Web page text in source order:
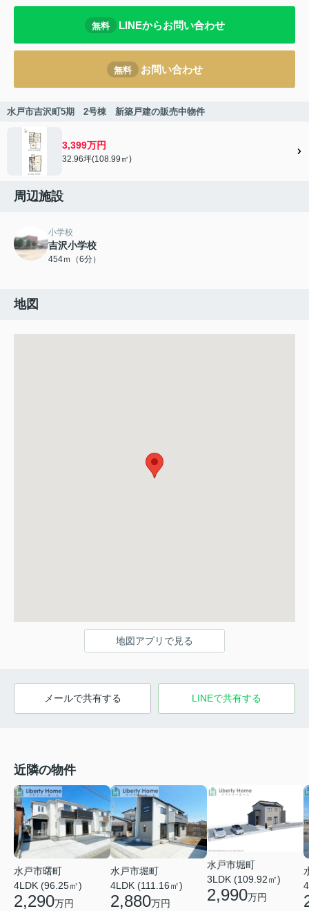
無料 LINEからお問い合わせ
無料 お問い合わせ
水戸市吉沢町5期 2号棟 新築戸建の販売中物件
3,399万円
32.96坪(108.99㎡)
周辺施設
小学校
吉沢小学校
454ｍ（6分）
地図
地図アプリで見る
メールで共有する LINEで共有する
近隣の物件
水戸市曙町
4LDK (96.25㎡)
2,290万円
水戸市堀町
4LDK (111.16㎡)
2,880万円
水戸市堀町
3LDK (109.92㎡)
2,990万円